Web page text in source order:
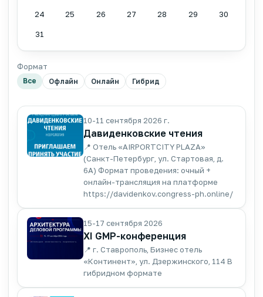
10-11 сентября 2026 г.
Давиденковские чтения
📍 Отель «AIRPORTCITY PLAZA»
(Санкт-Петербург, ул. Стартовая, д.
6А) Формат проведения: очный +
онлайн-трансляция на платформе
https://davidenkov.congress-ph.online/
15-17 сентября 2026
XI GMP-конференция
📍 г. Ставрополь, Бизнес отель
«Континент», ул. Дзержинского, 114 В
гибридном формате
24 25 26 27 28 29 30
31
Формат
Все Офлайн Онлайн Гибрид